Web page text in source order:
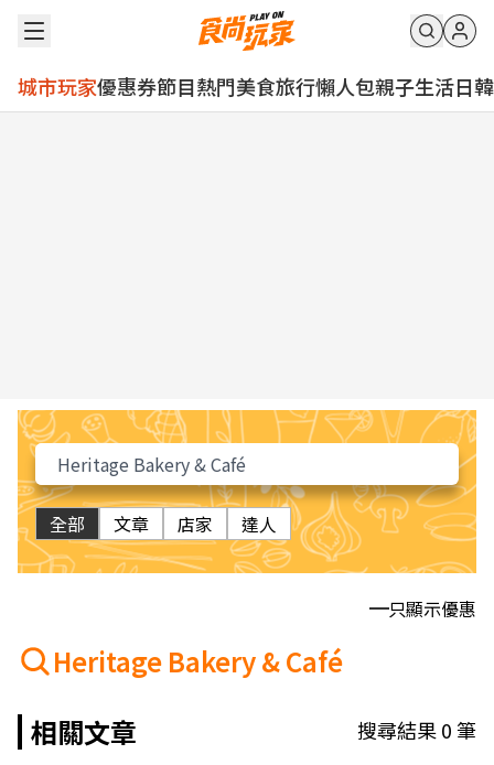
城市玩家優惠券節目熱門美食旅行懶人包親子生活日韓
全部 文章 店家 達人
只顯示優惠
Heritage Bakery & Café
相關文章
搜尋結果0筆